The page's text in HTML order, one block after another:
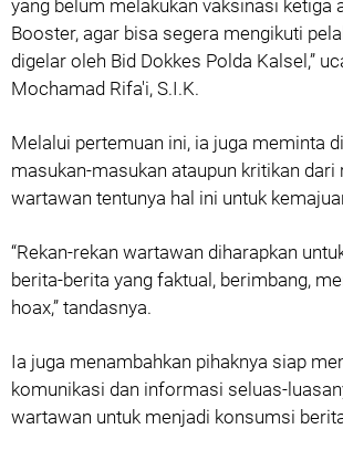
yang belum melakukan vaksinasi ketiga
Booster, agar bisa segera mengikuti
digelar oleh Bid Dokkes Polda Kalsel,”
Mochamad Rifa'i, S.I.K.
Melalui pertemuan ini, ia juga meminta
masukan-masukan ataupun kritikan dari
wartawan tentunya hal ini untuk
“Rekan-rekan wartawan diharapkan
berita-berita yang faktual, berimbang,
hoax,” tandasnya.
Ia juga menambahkan pihaknya siap
komunikasi dan informasi seluas-
wartawan untuk menjadi konsumsi